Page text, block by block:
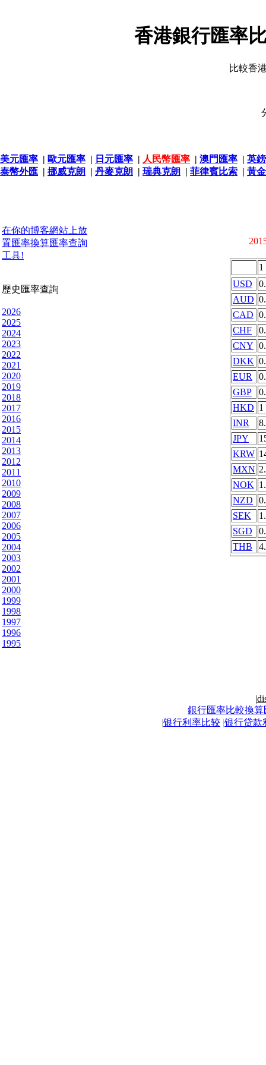
香港銀行匯率
比較香
美元匯率 | 歐元匯率 | 日元匯率 | 人民幣匯率 | 澳門匯率 | 英
泰幣外匯 | 挪威克朗 | 丹麥克朗 | 瑞典克朗 | 菲律賓比索 | 黃
在你的博客網站上放
置匯率換算匯率查詢
工具!
歷史匯率查詢
2026
2025
2024
2023
2022
2021
2020
2019
2018
2017
2016
2015
2014
2013
2012
2011
2010
2009
2008
2007
2006
2005
2004
2003
2002
2001
2000
1999
1998
1997
1996
1995
1
USD
AUD
CAD
CHF
CNY
DKK
EUR
GBP
HKD 1
INR
JPY
KRW
MXN
NOK
NZD
SEK
SGD
THB
|
銀行匯率比較換算
|银行利率比较 |银行贷款